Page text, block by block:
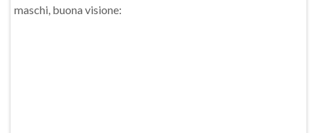
maschi, buona visione: